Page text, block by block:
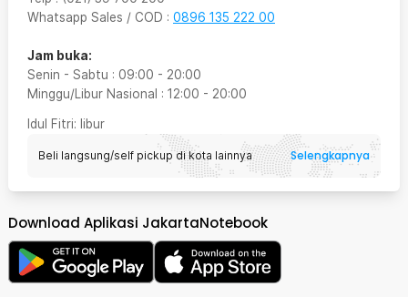
Whatsapp Sales / COD : 0896 135 222 00
Jam buka:
Senin - Sabtu : 09:00 - 20:00
Minggu/Libur Nasional : 12:00 - 20:00
Idul Fitri: libur
Beli langsung/self pickup di kota lainnya Selengkapnya
Download Aplikasi JakartaNotebook